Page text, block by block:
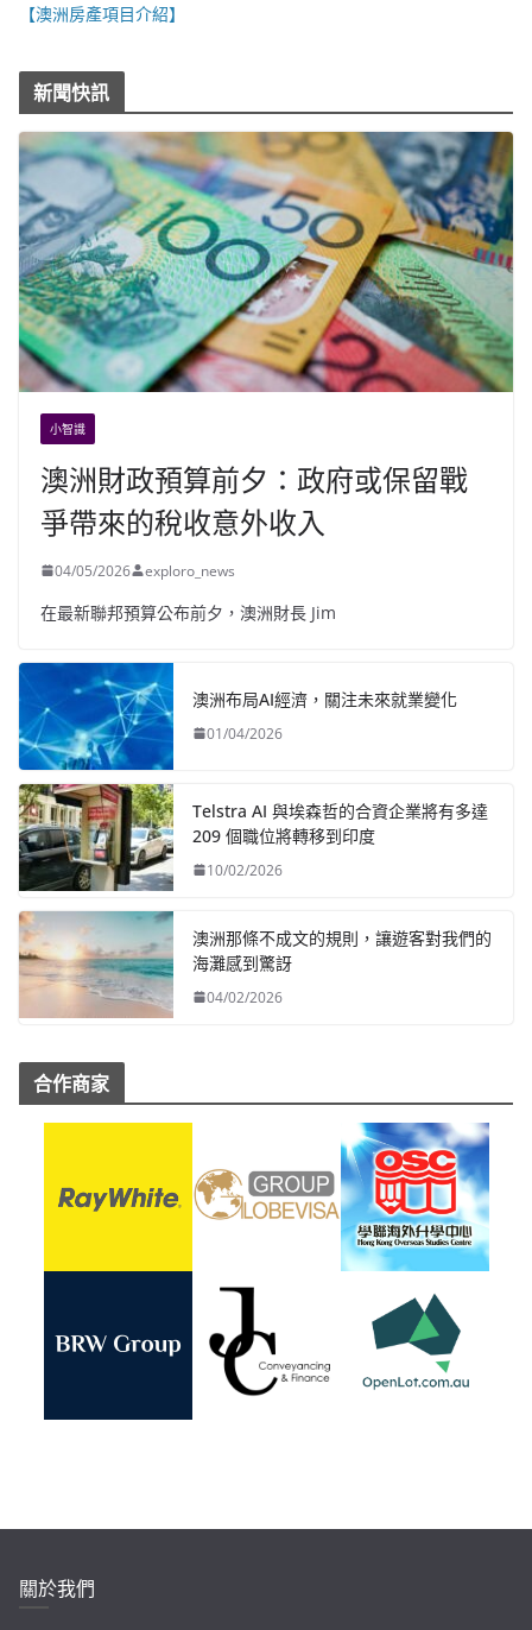
【澳洲房產項目介紹】
新聞快訊
小智識
澳洲財政預算前夕：政府或保留戰
爭帶來的稅收意外收入
04/05/2026 exploro_news
在最新聯邦預算公布前夕，澳洲財長 Jim
澳洲布局AI經濟，關注未來就業變化
01/04/2026
Telstra AI 與埃森哲的合資企業將有多達
209 個職位將轉移到印度
10/02/2026
澳洲那條不成文的規則，讓遊客對我們的
海灘感到驚訝
04/02/2026
合作商家
關於我們